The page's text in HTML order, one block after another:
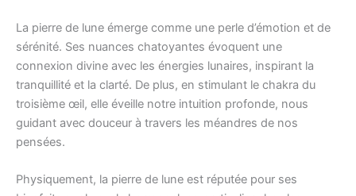
La pierre de lune émerge comme une perle d’émotion et de
sérénité. Ses nuances chatoyantes évoquent une
connexion divine avec les énergies lunaires, inspirant la
tranquillité et la clarté. De plus, en stimulant le chakra du
troisième œil, elle éveille notre intuition profonde, nous
guidant avec douceur à travers les méandres de nos
pensées.
Physiquement, la pierre de lune est réputée pour ses